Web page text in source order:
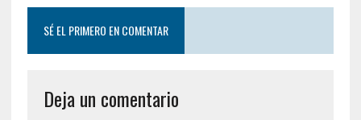
SÉ EL PRIMERO EN COMENTAR
Deja un comentario